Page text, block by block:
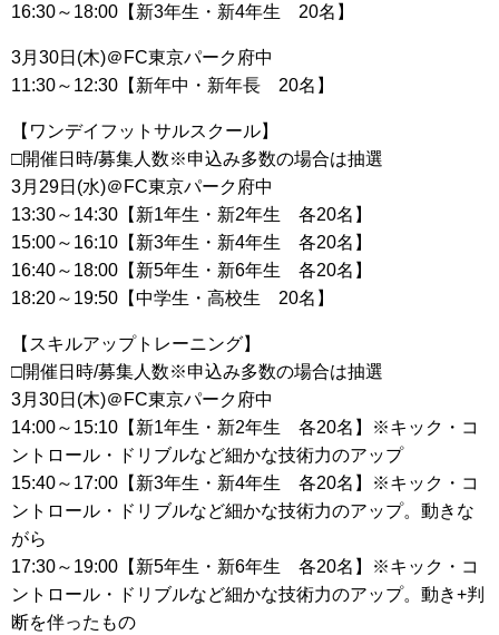
16:30～18:00【新3年生・新4年生 20名】
3月30日(木)＠FC東京パーク府中
11:30～12:30【新年中・新年長 20名】
【ワンデイフットサルスクール】
□開催日時/募集人数※申込み多数の場合は抽選
3月29日(水)＠FC東京パーク府中
13:30～14:30【新1年生・新2年生 各20名】
15:00～16:10【新3年生・新4年生 各20名】
16:40～18:00【新5年生・新6年生 各20名】
18:20～19:50【中学生・高校生 20名】
【スキルアップトレーニング】
□開催日時/募集人数※申込み多数の場合は抽選
3月30日(木)＠FC東京パーク府中
14:00～15:10【新1年生・新2年生 各20名】※キック・コ
ントロール・ドリブルなど細かな技術力のアップ
15:40～17:00【新3年生・新4年生 各20名】※キック・コ
ントロール・ドリブルなど細かな技術力のアップ。動きな
がら
17:30～19:00【新5年生・新6年生 各20名】※キック・コ
ントロール・ドリブルなど細かな技術力のアップ。動き+判
断を伴ったもの